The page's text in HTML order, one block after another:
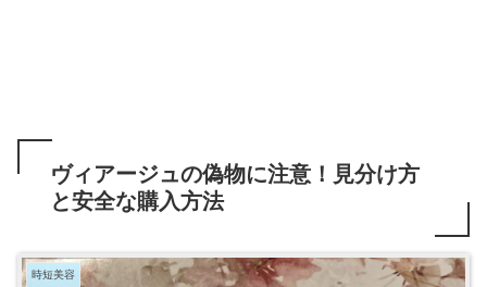
ヴィアージュの偽物に注意！見分け方
と安全な購入方法
時短美容